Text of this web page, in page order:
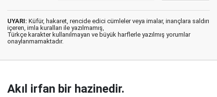
UYARI: Küfür, hakaret, rencide edici cümleler veya imalar, inançlara saldırı
içeren, imla kuralları ile yazılmamış,
Türkçe karakter kullanılmayan ve büyük harflerle yazılmış yorumlar
onaylanmamaktadır.
Akıl irfan bir hazinedir.